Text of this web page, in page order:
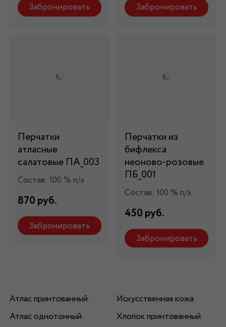
Забронировать Забронировать
Перчатки
атласные
салатовые ПА_003
Состав: 100 % п/э
870 руб.
Забронировать
Перчатки из
бифлекса
неоново-розовые
ПБ_001
Состав: 100 % п/э
450 руб.
Забронировать
Атлас принтованный
Атлас однотонный
Искусственная кожа
Хлопок принтованный